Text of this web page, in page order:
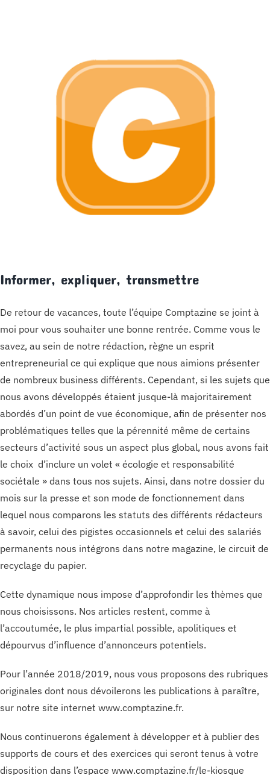
Informer, expliquer, transmettre
De retour de vacances, toute l’équipe Comptazine se joint à
moi pour vous souhaiter une bonne rentrée. Comme vous le
savez, au sein de notre rédaction, règne un esprit
entrepreneurial ce qui explique que nous aimions présenter
de nombreux business différents. Cependant, si les sujets que
nous avons développés étaient jusque-là majoritairement
abordés d’un point de vue économique, afin de présenter nos
problématiques telles que la pérennité même de certains
secteurs d’activité sous un aspect plus global, nous avons fait
le choix d’inclure un volet « écologie et responsabilité
sociétale » dans tous nos sujets. Ainsi, dans notre dossier du
mois sur la presse et son mode de fonctionnement dans
lequel nous comparons les statuts des différents rédacteurs
à savoir, celui des pigistes occasionnels et celui des salariés
permanents nous intégrons dans notre magazine, le circuit de
recyclage du papier.
Cette dynamique nous impose d’approfondir les thèmes que
nous choisissons. Nos articles restent, comme à
l’accoutumée, le plus impartial possible, apolitiques et
dépourvus d’influence d’annonceurs potentiels.
Pour l’année 2018/2019, nous vous proposons des rubriques
originales dont nous dévoilerons les publications à paraître,
sur notre site internet www.‌comptazine.fr.
Nous continuerons également à développer et à publier des
supports de cours et des exercices qui seront tenus à votre
disposition dans l’espace www.‌comptazine.fr/le-kiosque